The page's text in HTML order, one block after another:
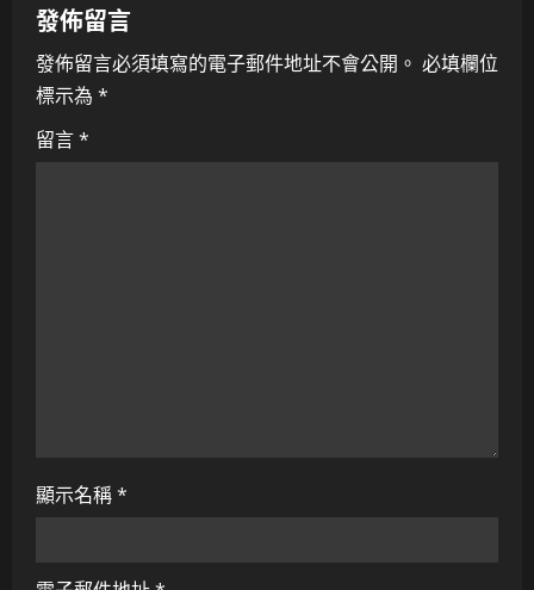
i
g
a
發佈留言
發佈留言必須填寫的電子郵件地址不會公開。 必填欄位
標示為 *
留言*
顯示名稱*